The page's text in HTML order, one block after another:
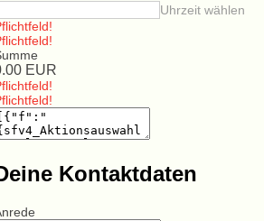
Uhrzeit wählen
EUR
Kontaktdaten